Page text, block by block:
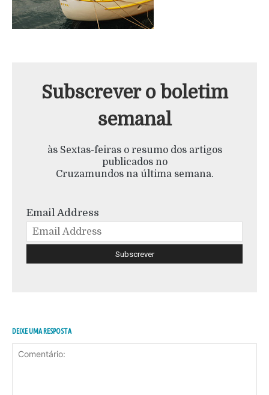
Subscrever o boletim
semanal
às Sextas-feiras o resumo dos artigos
publicados no
Cruzamundos na última semana.
Email Address
DEIXE UMA RESPOSTA